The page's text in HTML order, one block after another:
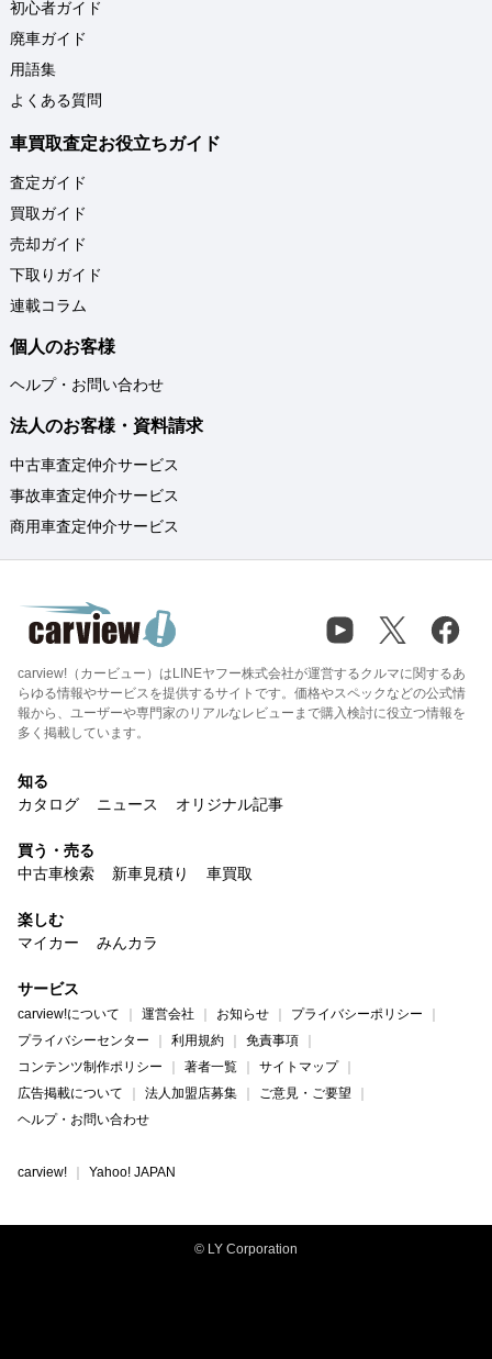
初心者ガイド
廃車ガイド
用語集
よくある質問
車買取査定お役立ちガイド
査定ガイド
買取ガイド
売却ガイド
下取りガイド
連載コラム
個人のお客様
ヘルプ・お問い合わせ
法人のお客様・資料請求
中古車査定仲介サービス
事故車査定仲介サービス
商用車査定仲介サービス
carview!（カービュー）はLINEヤフー株式会社が運営するクルマに関するあ
らゆる情報やサービスを提供するサイトです。価格やスペックなどの公式情
報から、ユーザーや専門家のリアルなレビューまで購入検討に役立つ情報を
多く掲載しています。
知る
カタログ
ニュース オリジナル記事
買う・売る
中古車検索
新車見積り 車買取
楽しむ
マイカー
みんカラ
サービス
carview!について 運営会社 お知らせ
プライバシーポリシー
プライバシーセンター
利用規約
免責事項
コンテンツ制作ポリシー
著者一覧
サイトマップ
広告掲載について
法人加盟店募集
ご意見・ご要望
ヘルプ・お問い合わせ
carview! Yahoo! JAPAN
© LY Corporation